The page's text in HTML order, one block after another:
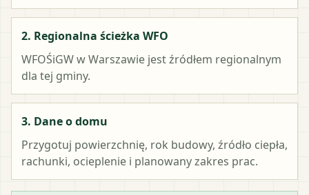
2. Regionalna ścieżka WFO
WFOŚiGW w Warszawie jest źródłem regionalnym
dla tej gminy.
3. Dane o domu
Przygotuj powierzchnię, rok budowy, źródło ciepła,
rachunki, ocieplenie i planowany zakres prac.